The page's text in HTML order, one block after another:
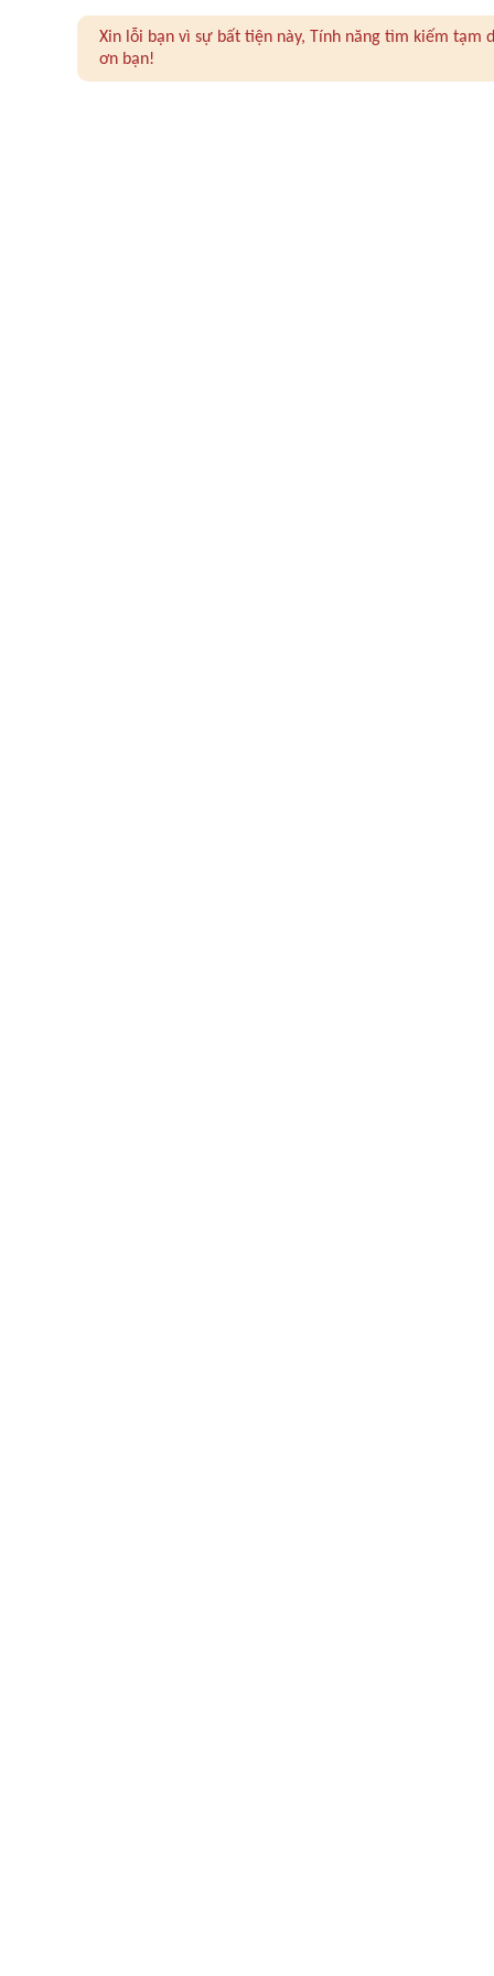
Xin lỗi bạn vì sự bất tiện này, Tính năng tìm kiếm
ơn bạn!